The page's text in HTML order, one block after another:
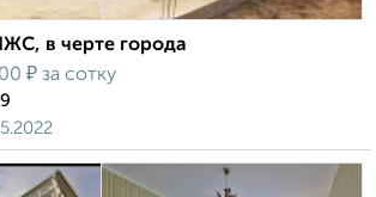
в черте города
₽ за сотку